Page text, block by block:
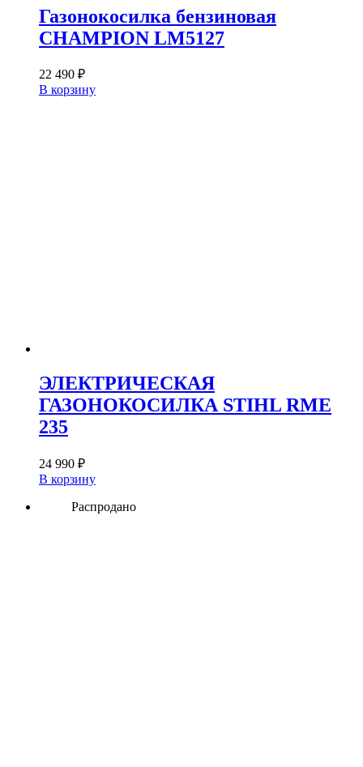
Газонокосилка бензиновая
CHAMPION LM5127
22 490 ₽
В корзину
ЭЛЕКТРИЧЕСКАЯ
ГАЗОНОКОСИЛКА STIHL RME
235
24 990 ₽
В корзину
Распродано